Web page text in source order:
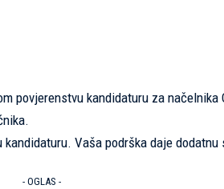
povjerenstvu kandidaturu za
Vaša podrška daje
- OGLAS -